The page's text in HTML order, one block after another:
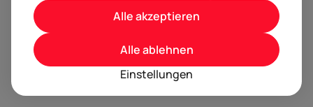
Einstellungen
Alle ablehnen
Alle akzeptieren